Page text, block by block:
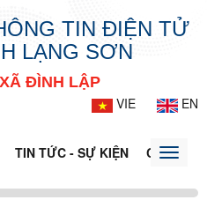
TIN ĐIỆN TỬ
LẠNG SƠN
XÃ ĐÌNH LẬP
VIE
EN
TIN TỨC - SỰ KIỆN CỔNGToggle